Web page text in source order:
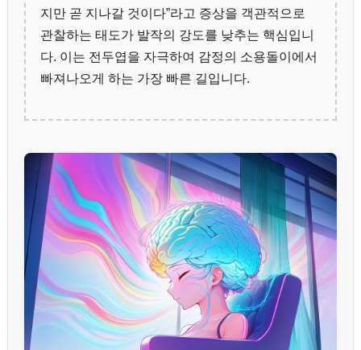
지만 곧 지나갈 것이다”라고 증상을 객관적으로
관찰하는 태도가 발작의 강도를 낮추는 핵심입니
다. 이는 전두엽을 자극하여 감정의 소용돌이에서
빠져나오게 하는 가장 빠른 길입니다.